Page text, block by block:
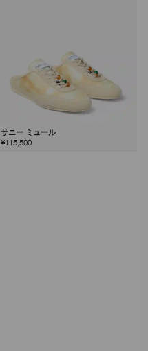
サニー ミュール
¥115,500